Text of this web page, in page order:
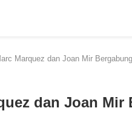
Marquez dan Joan Mir
dan Joan